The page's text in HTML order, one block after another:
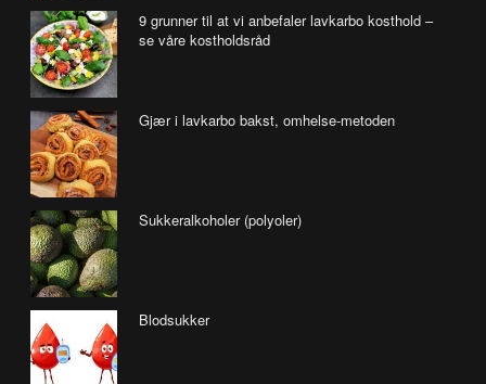
9 grunner til at vi anbefaler lavkarbo kosthold –
se våre kostholdsråd
Gjær i lavkarbo bakst, omhelse-metoden
Sukkeralkoholer (polyoler)
Blodsukker